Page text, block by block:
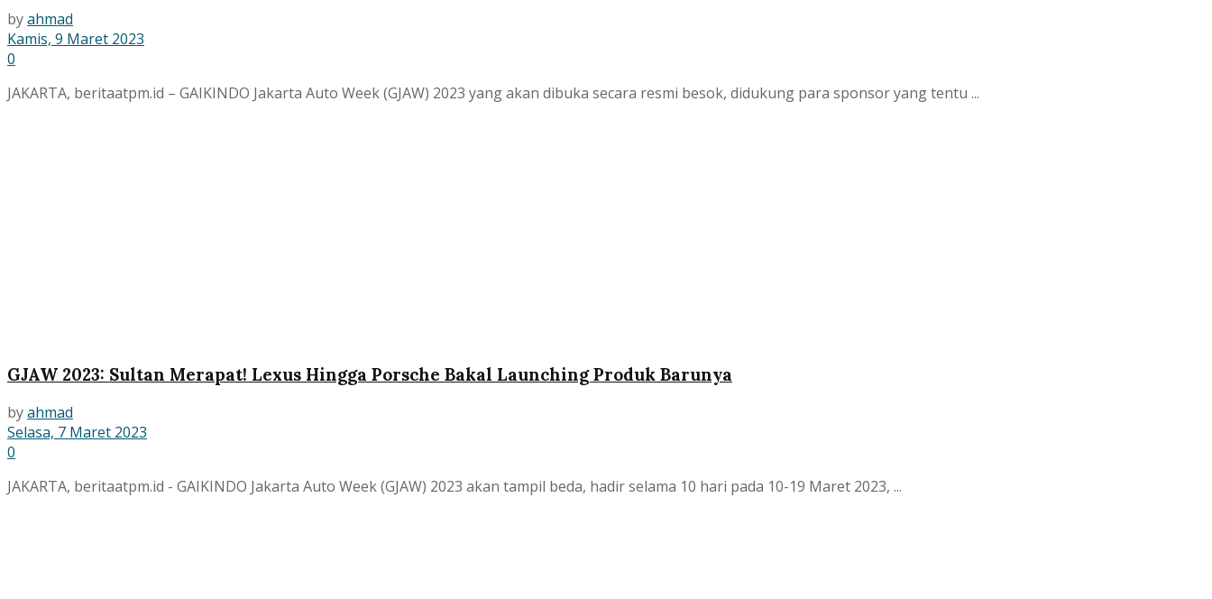
byahmad
Kamis, 9 Maret 2023
0
JAKARTA, beritaatpm.id – GAIKINDO Jakarta Auto Week (GJAW) 2023 yang akan dibuka secara resmi besok, didukung para sponsor yang tentu ...
GJAW 2023: Sultan Merapat! Lexus Hingga Porsche Bakal Launching Produk Barunya
byahmad
Selasa, 7 Maret 2023
0
JAKARTA, beritaatpm.id - GAIKINDO Jakarta Auto Week (GJAW) 2023 akan tampil beda, hadir selama 10 hari pada 10-19 Maret 2023, ...